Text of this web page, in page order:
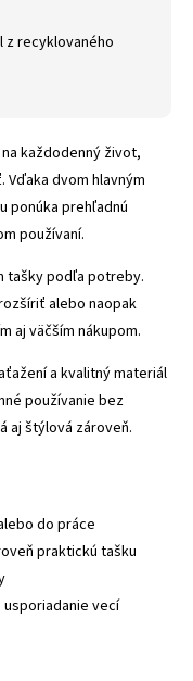
z recyklovaného
každodenný život,
dvom hlavným
ponúka prehľadnú
používaní.
tašky podľa potreby.
alebo naopak
aj väčším nákupom.
a kvalitný materiál
používanie bez
aj štýlová zároveň.
do práce
praktickú tašku
vecí